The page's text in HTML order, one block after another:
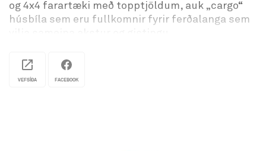
og 4x4 farartæki með topptjöldum, auk „cargo“
húsbíla sem eru fullkomnir fyrir ferðalanga sem
VEFSÍÐA FACEBOOK